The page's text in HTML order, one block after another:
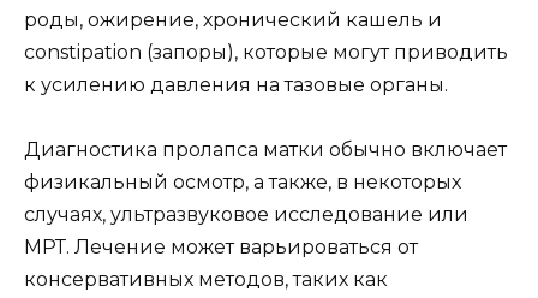
роды, ожирение, хронический кашель и
constipation (запоры), которые могут приводить
к усилению давления на тазовые органы.
Диагностика пролапса матки обычно включает
физикальный осмотр, а также, в некоторых
случаях, ультразвуковое исследование или
МРТ. Лечение может варьироваться от
консервативных методов, таких как